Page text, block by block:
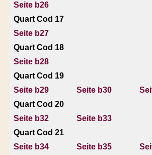
Seite b26
Quart Cod 17
Seite b27
Quart Cod 18
Seite b28
Quart Cod 19
Seite b29
Seite b30
Quart Cod 20
Seite b32
Seite b33
Quart Cod 21
Seite b34
Seite b35